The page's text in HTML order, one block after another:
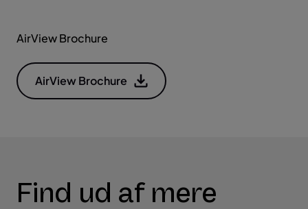
AirView Brochure
AirView Brochure
Find ud af mere